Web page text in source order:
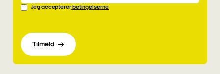
Jeg accepterer betingelserne
Tilmeld